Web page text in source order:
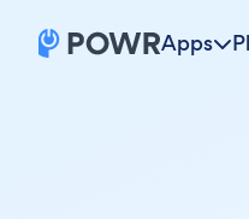
Apps